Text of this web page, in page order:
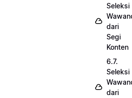
Seleksi
dari
Segi
Konten
6.7.
Seleksi
dari